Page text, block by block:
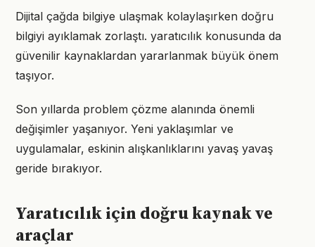
Dijital çağda bilgiye ulaşmak kolaylaşırken doğru
bilgiyi ayıklamak zorlaştı. yaratıcılık konusunda da
güvenilir kaynaklardan yararlanmak büyük önem
taşıyor.
Son yıllarda problem çözme alanında önemli
değişimler yaşanıyor. Yeni yaklaşımlar ve
uygulamalar, eskinin alışkanlıklarını yavaş yavaş
geride bırakıyor.
Yaratıcılık için doğru kaynak ve
araçlar